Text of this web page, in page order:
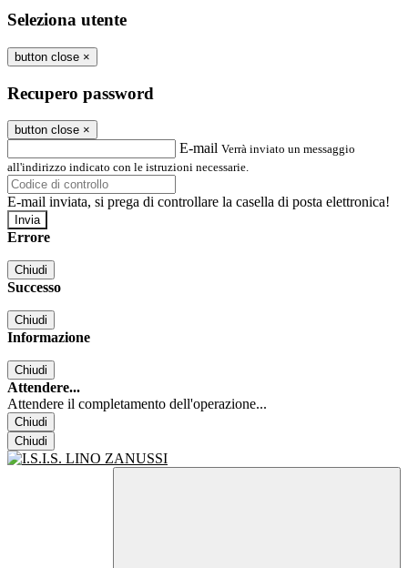
Seleziona utente
button close ×
Recupero password
button close ×
E-mail Verrà inviato un messaggio
all'indirizzo indicato con le istruzioni necessarie.
E-mail inviata, si prega di controllare la casella di posta elettronica!
Errore
Chiudi
Successo
Chiudi
Informazione
Chiudi
Attendere...
Attendere il completamento dell'operazione...
Chiudi
Chiudi